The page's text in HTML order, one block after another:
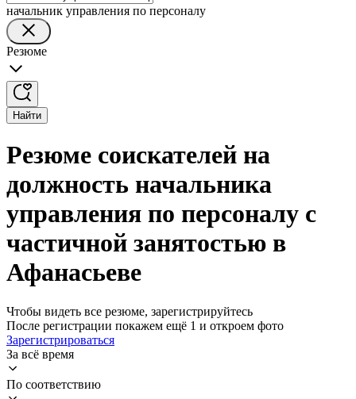
начальник управления по персоналу
Резюме
Найти
Резюме соискателей на
должность начальника
управления по персоналу с
частичной занятостью в
Афанасьеве
Чтобы видеть все резюме, зарегистрируйтесь
После регистрации покажем ещё 1 и откроем фото
Зарегистрироваться
За всё время
По соответствию